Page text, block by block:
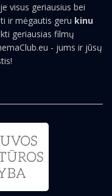
visus geriausius bei
ir mėgautis geru kinu
geriausias filmų
- jums ir jūsų